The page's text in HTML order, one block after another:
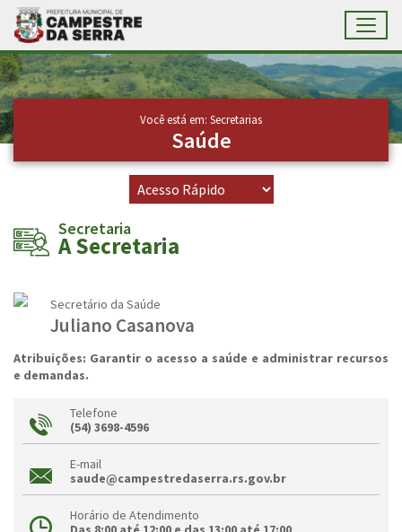
Ir para conteúdo principal
Conteúdo Principal
Você está em: Secretarias
Saúde
Secretaria
A Secretaria
Secretário da Saúde
Juliano Casanova
Atribuições: Garantir o acesso a saúde e administrar recursos
e demandas.
Telefone
(54) 3698-4596
E-mail
saude@campestredaserra.rs.gov.br
Horário de Atendimento